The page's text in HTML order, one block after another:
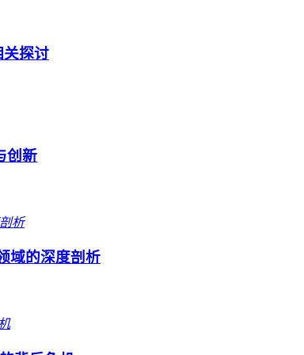
关探讨
创新
域的深度剖析